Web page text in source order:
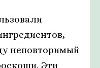
неповторимый
Эти